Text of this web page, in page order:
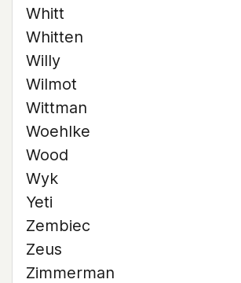
Whitt
Whitten
Willy
Wilmot
Wittman
Woehlke
Wood
Wyk
Yeti
Zembiec
Zeus
Zimmerman